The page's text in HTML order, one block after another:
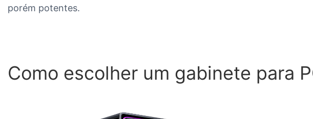
porém potentes.
Como escolher um gabinete para